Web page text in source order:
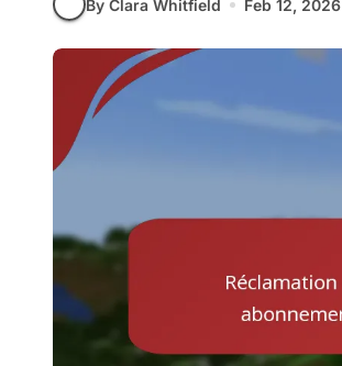
By Clara Whitfield Feb 12, 2026